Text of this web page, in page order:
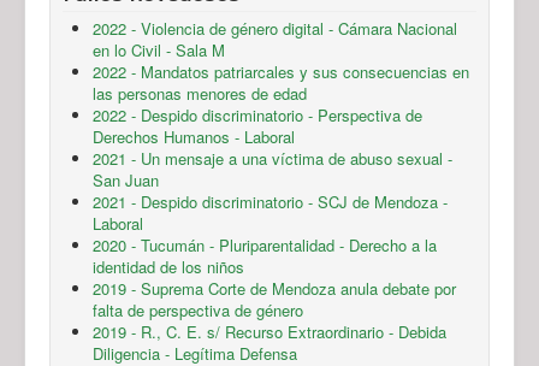
2022 - Violencia de género digital - Cámara Nacional
en lo Civil - Sala M
2022 - Mandatos patriarcales y sus consecuencias en
las personas menores de edad
2022 - Despido discriminatorio - Perspectiva de
Derechos Humanos - Laboral
2021 - Un mensaje a una víctima de abuso sexual -
San Juan
2021 - Despido discriminatorio - SCJ de Mendoza -
Laboral
2020 - Tucumán - Pluriparentalidad - Derecho a la
identidad de los niños
2019 - Suprema Corte de Mendoza anula debate por
falta de perspectiva de género
2019 - R., C. E. s/ Recurso Extraordinario - Debida
Diligencia - Legítima Defensa